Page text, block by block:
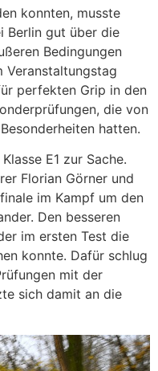
konnten, musste
Berlin gut über die
Bedingungen
Veranstaltungstag
perfekten Grip in den
die von
hatten.
E1 zur Sache.
Florian Görner und
im Kampf um den
Den besseren
im ersten Test die
konnte. Dafür schlug
mit der
sich damit an die